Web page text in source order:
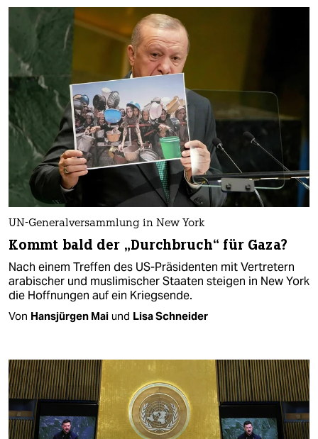
UN-Generalversammlung in New York
Kommt bald der „Durchbruch“ für Gaza?
Nach einem Treffen des US-Präsidenten mit Vertretern
arabischer und muslimischer Staaten steigen in New York
die Hoffnungen auf ein Kriegsende.
Von Hansjürgen Mai und Lisa Schneider